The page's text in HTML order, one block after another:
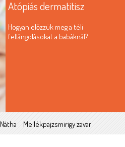
Atópiás dermatitisz
Hogyan előzzük meg a téli
fellángolásokat a babáknál?
Nátha Mellékpajzsmirigy zavar